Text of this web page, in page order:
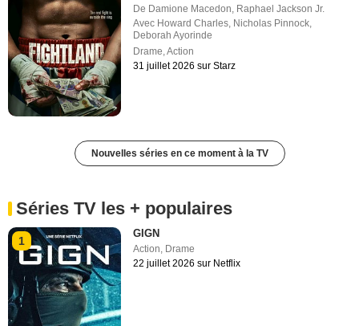
De Damione Macedon, Raphael Jackson Jr.
Avec Howard Charles, Nicholas Pinnock,
Deborah Ayorinde
Drame,Action
31 juillet 2026 sur Starz
Nouvelles séries en ce moment à la TV
Séries TV les + populaires
1
GIGN
Action, Drame
22 juillet 2026 sur Netflix